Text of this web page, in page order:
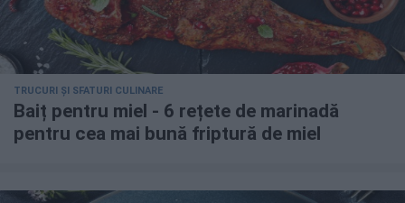
TRUCURI ȘI SFATURI CULINARE
Baiț pentru miel - 6 rețete de marinadă
pentru cea mai bună friptură de miel